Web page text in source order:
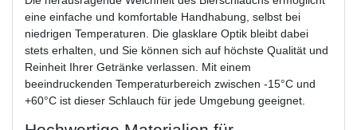
eine einfache und komfortable Handhabung, selbst bei
niedrigen Temperaturen. Die glasklare Optik bleibt dabei
stets erhalten, und Sie können sich auf höchste Qualität und
Reinheit Ihrer Getränke verlassen. Mit einem
beeindruckenden Temperaturbereich zwischen -15°C und
+60°C ist dieser Schlauch für jede Umgebung geeignet.